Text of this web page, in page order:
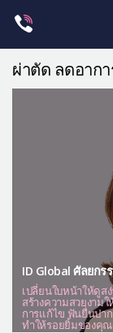
ศัลยกรรม โครงหน้า
ขากรรไกร
อื่นๆ
แผนกผิวหนัง
ผ่าตัด ลดอาก
ID Global ศัลยก
เปลี่ยนใบหน้าให้ดูส
สร้างความสวยงาม
การแก้ไข ฟันยื่นปา
ทำให้รอยยิ้มของคุ